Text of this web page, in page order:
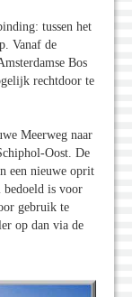
tussen het
Vanaf de
Bos
rechtdoor te
Meerweg naar
Oost. De
een nieuwe oprit
bedoeld is voor
gebruik te
op dan via de